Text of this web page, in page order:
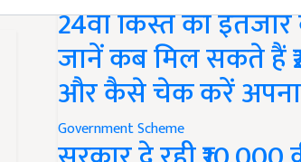
24वीं किस्त का इंतजार
जानें कब मिल सकते हैं
और कैसे चेक करें
Government Scheme